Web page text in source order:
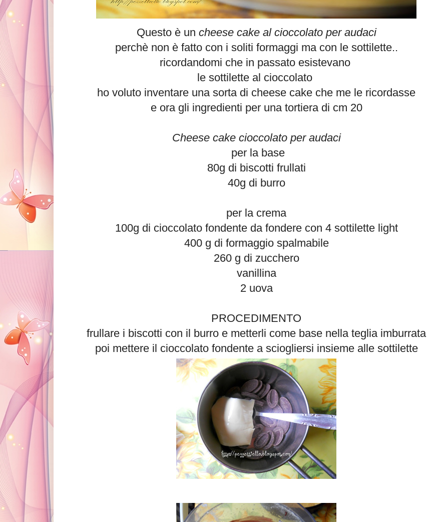
Questo è un cheese cake al cioccolato per audaci
perchè non è fatto con i soliti formaggi ma con le sottilette..
ricordandomi che in passato esistevano
le sottilette al cioccolato
ho voluto inventare una sorta di cheese cake che me le ricordasse
e ora gli ingredienti per una tortiera di cm 20
Cheese cake cioccolato per audaci
per la base
80g di biscotti frullati
40g di burro
per la crema
100g di cioccolato fondente da fondere con 4 sottilette light
400 g di formaggio spalmabile
260 g di zucchero
vanillina
2 uova
PROCEDIMENTO
frullare i biscotti con il burro e metterli come base nella teglia imburrata
poi mettere il cioccolato fondente a sciogliersi insieme alle sottilette